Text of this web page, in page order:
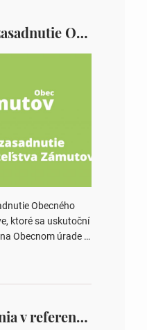
Pozvánka na 35. zasadnutie OZ v Zámutove
Obecného
ktoré sa uskutoční
Obecnom úrade v
komisie a
obecných Výsledky hlasovania v referende 2026